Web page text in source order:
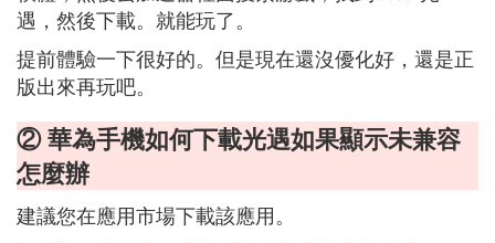
遇，然後下載。就能玩了。
提前體驗一下很好的。但是現在還沒優化好，還是正
版出來再玩吧。
② 華為手機如何下載光遇如果顯示未兼容
怎麼辦
建議您在應用市場下載該應用。